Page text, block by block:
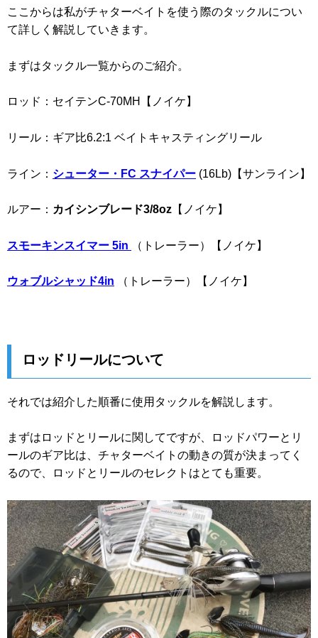
ここからは私がチャターベイトを使う際のタックルについ
て詳しく解説していきます。
まずはタックル一覧からのご紹介。
ロッド：セイテンC-70MH【ノイケ】
リール：ギア比6.2:1 ベイトキャスティングリール
ライン： シューター・FC スナイパー (16Lb)【サンライン】
ルアー： カイシンブレード3/8oz 【ノイケ】
スモーキンスイマー 5in （トレーラー）【ノイケ】
ウォブルシャッド4in （トレーラー）【ノイケ】
ロッドリールについて
それでは紹介した順番に使用タックルを解説します。
まずはロッドとリールに関してですが、ロッドパワーとリ
ールのギア比は、チャターベイトの動きの質が決まってく
るので、ロッドとリールのセレクトはとても重要。